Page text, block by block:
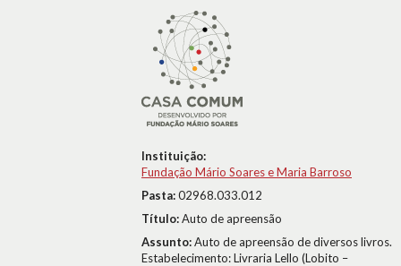
Instituição:
Fundação Mário Soares e Maria Barroso
Pasta:02968.033.012
Título:Auto de apreensão
Assunto:Auto de apreensão de diversos livros.
Estabelecimento: Livraria Lello (Lobito –